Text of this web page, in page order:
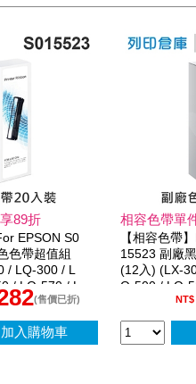
89折
EPSON S0
色帶超值組
/ LQ-300 / L
/ LQ-570 / L
(售價已折)
加入購物車
相容色帶單
【相容色帶
15523 副廠
(12入) (LX-
Q-500 / LQ-
NT$